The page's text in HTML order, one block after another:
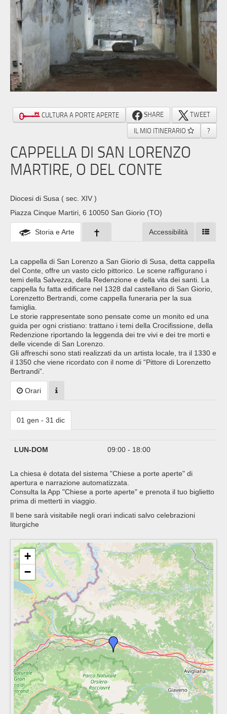
CULTURA A PORTE APERTE SHARE
TWEET
IL MIO ITINERARIO
?
CAPPELLA DI SAN LORENZO
MARTIRE, O DEL CONTE
Diocesi di Susa ( sec. XIV )
Piazza Cinque Martiri, 6 10050 San Giorio (TO)
Storia e Arte Accessibilità
La cappella di San Lorenzo a San Giorio di Susa, detta cappella
del Conte, offre un vasto ciclo pittorico. Le scene raffigurano i
temi della Salvezza, della Redenzione e della vita dei santi. La
cappella fu fatta edificare nel 1328 dal castellano di San Giorio,
Lorenzetto Bertrandi, come cappella funeraria per la sua
famiglia.
Le storie rappresentate sono pensate come un monito ed una
guida per ogni cristiano: trattano i temi della Crocifissione, della
Redenzione riportando la leggenda dei tre vivi e dei tre morti e
delle vicende di San Lorenzo.
Gli affreschi sono stati realizzati da un artista locale, tra il 1330 e
il 1350 che viene ricordato con il nome di “Pittore di Lorenzetto
Bertrandi”.
Orari
01 gen - 31 dic
LUN-DOM 09:00 - 18:00
La chiesa è dotata del sistema "Chiese a porte aperte" di
apertura e narrazione automatizzata.
Consulta la App "Chiese a porte aperte" e prenota il tuo biglietto
prima di metterti in viaggio.
Il bene sarà visitabile negli orari indicati salvo celebrazioni
liturgiche
+
−